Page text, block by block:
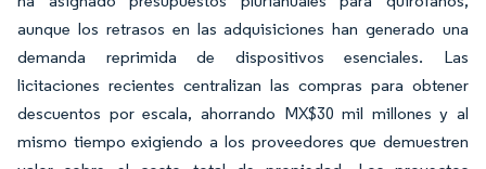
aunque los retrasos en las adquisiciones han generado una
demanda reprimida de dispositivos esenciales. Las
licitaciones recientes centralizan las compras para obtener
descuentos por escala, ahorrando MX$30 mil millones y al
mismo tiempo exigiendo a los proveedores que demuestren